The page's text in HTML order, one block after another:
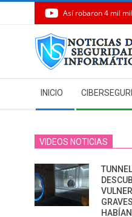
Así robaron 4 mil
Navigation
Menu
INICIO
VIDEOS NOTICIAS